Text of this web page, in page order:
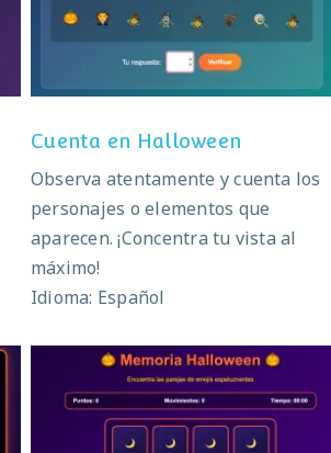
Cuenta en Halloween
Observa atentamente y cuenta los
personajes o elementos que
aparecen. ¡Concentra tu vista al
máximo!
Idioma: Español